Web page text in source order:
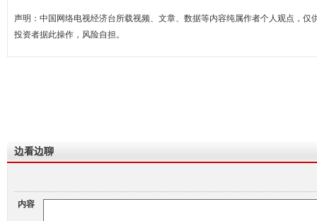
声明：中国网络电视经济台所载视频、文章、数据等内容纯属作者个人观点，仅
投资者据此操作，风险自担。
边看边聊
内容